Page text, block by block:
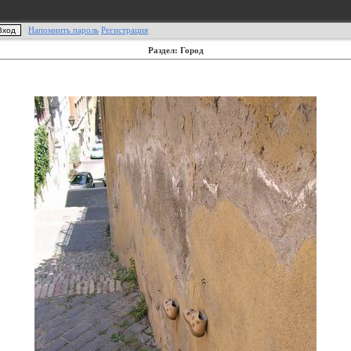
Напомнить пароль Регистрация
Раздел: Город